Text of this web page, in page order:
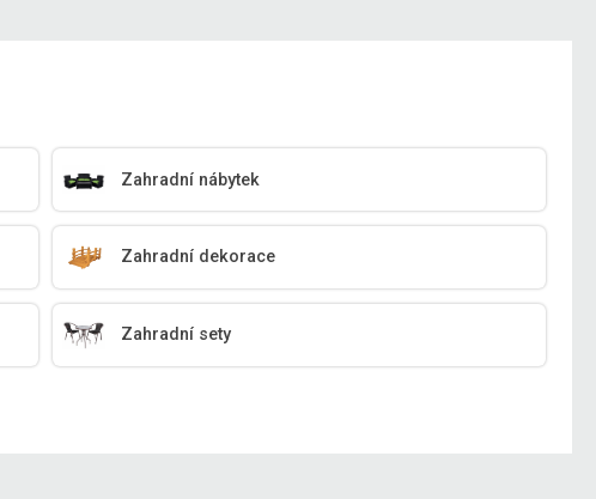
Zahradní nábytek
Zahradní dekorace
Zahradní sety